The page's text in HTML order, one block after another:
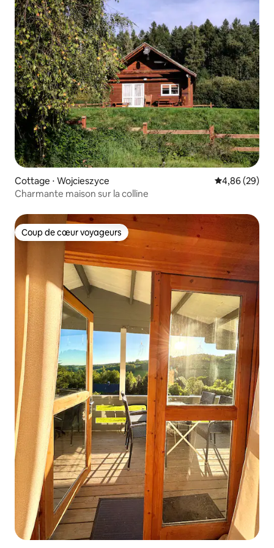
Cottage ⋅ Wojcieszyce Évaluation
4,86 (29)
Charmante maison sur la colline
Coup de cœur voyageurs
Coup de cœur voyageurs